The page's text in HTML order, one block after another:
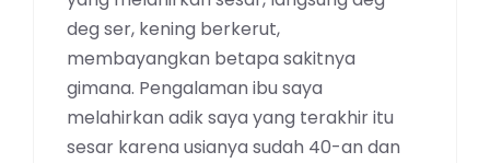
deg ser, kening berkerut,
membayangkan betapa sakitnya
gimana. Pengalaman ibu saya
melahirkan adik saya yang terakhir itu
sesar karena usianya sudah 40-an dan